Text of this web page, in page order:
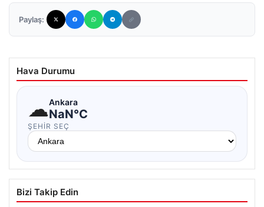
Paylaş:
Hava Durumu
☁Ankara
NaN°C
ŞEHIR SEÇ
Bizi Takip Edin